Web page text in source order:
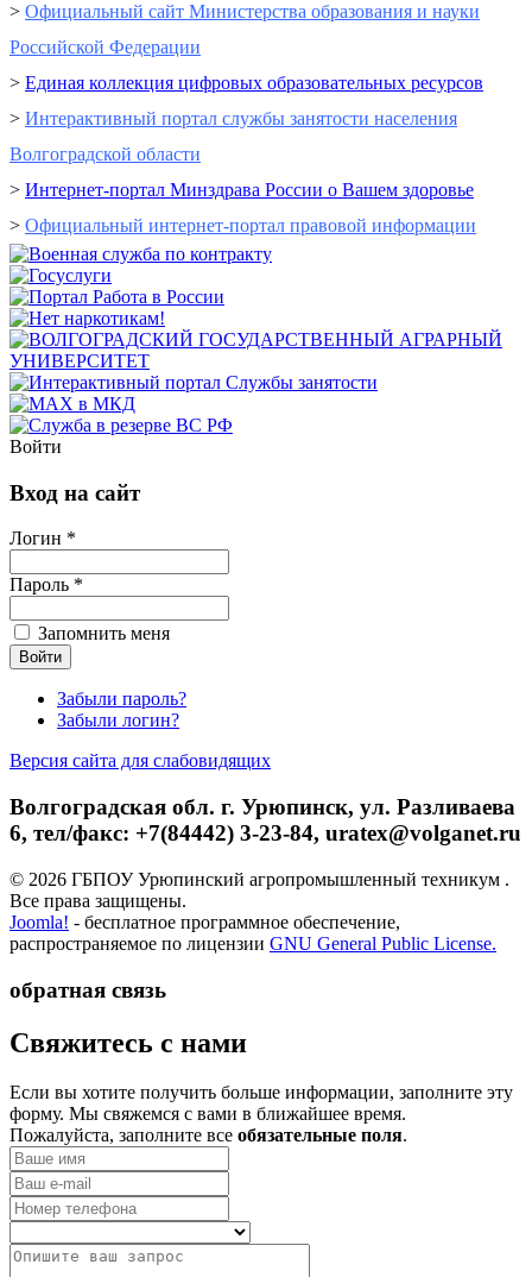
> Официальный сайт Министерства образования и науки
Российской Федерации
> Единая коллекция цифровых образовательных ресурсов
> Интерактивный портал cлужбы занятости населения
Волгоградской области
> Интернет-портал Минздрава России о Вашем здоровье
> Официальный интернет-портал правовой информации
Войти
Вход на сайт
Логин *
Пароль *
Запомнить меня
Забыли пароль?
Забыли логин?
Версия сайта для слабовидящих
Волгоградская обл. г. Урюпинск, ул. Разливаева
6, тел/факс: +7(84442) 3-23-84, uratex@volganet.ru
© 2026 ГБПОУ Урюпинский агропромышленный техникум .
Все права защищены.
Joomla! - бесплатное программное обеспечение,
распространяемое по лицензии GNU General Public License.
обратная связь
­Свяжитесь с нами
Если вы хотите получить больше информации, заполните эту
форму. Мы свяжемся с вами в ближайшее время.
Пожалуйста, заполните все обязательные поля.